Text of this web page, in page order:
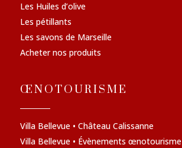
Les Huiles d’olive
Les pétillants
Les savons de Marseille
Acheter nos produits
ŒNOTOURISME
Villa Bellevue • Château Calissanne
Villa Bellevue • Évènements œnotourisme